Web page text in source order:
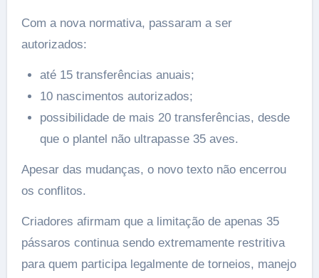
Com a nova normativa, passaram a ser
autorizados:
até 15 transferências anuais;
10 nascimentos autorizados;
possibilidade de mais 20 transferências, desde
que o plantel não ultrapasse 35 aves.
Apesar das mudanças, o novo texto não encerrou
os conflitos.
Criadores afirmam que a limitação de apenas 35
pássaros continua sendo extremamente restritiva
para quem participa legalmente de torneios, manejo